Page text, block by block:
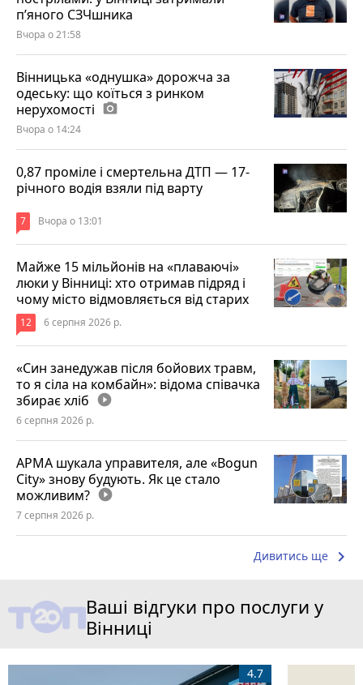
п’яного СЗЧшника
Вчора о 21:58
Вінницька «однушка» дорожча за
одеську: що коїться з ринком
нерухомості photo_camera
Вчора о 14:24
0,87 проміле і смертельна ДТП — 17-
річного водія взяли під варту
7 Вчора о 13:01
Майже 15 мільйонів на «плаваючі»
люки у Вінниці: хто отримав підряд і
чому місто відмовляється від старих
12 6 серпня 2026 р.
«Син занедужав після бойових травм,
то я сіла на комбайн»: відома співачка
збирає хліб play_circle_filled
6 серпня 2026 р.
АРМА шукала управителя, але «Bogun
City» знову будують. Як це стало
можливим? play_circle_filled
7 серпня 2026 р.
Дивитись ще keyboard_arrow_right
Ваші відгуки про послуги у
Вінниці
4.7